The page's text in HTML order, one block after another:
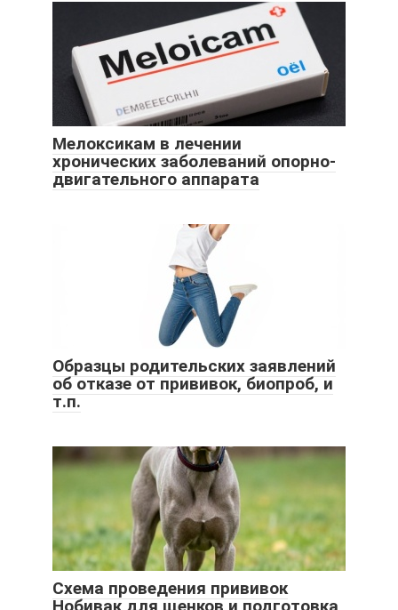
Мелоксикам в лечении
хронических заболеваний опорно-
двигательного аппарата
Образцы родительских заявлений
об отказе от прививок, биопроб, и
т.п.
Схема проведения прививок
Нобивак для щенков и подготовка